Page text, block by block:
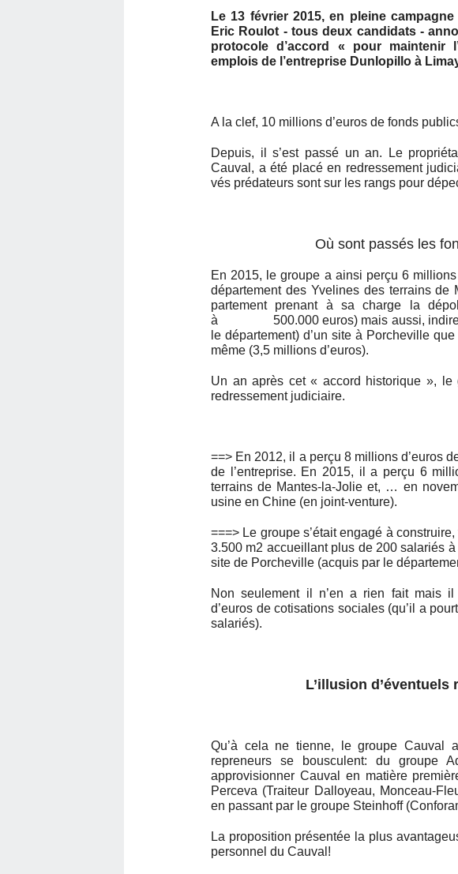
Le 13 février 2015, en pleine
Eric Roulot - tous deux candidats -
protocole d’accord « pour maintenir
emplois de l’entreprise Dunlopillo à
A la clef, 10 millions d’euros de fonds
Depuis, il s’est passé un an. Le
Cauval, a été placé en redressement
vés prédateurs sont sur les rangs pour
Où sont passés les
En 2015, le groupe a ainsi perçu 6
département des Yvelines des terrains de
partement prenant à sa charge la
à 500.000 euros) mais aussi,
le département) d’un site à Porcheville
même (3,5 millions d’euros).
Un an après cet « accord historique »,
redressement judiciaire.
==> En 2012, il a perçu 8 millions d’euros
de l’entreprise. En 2015, il a perçu 6
terrains de Mantes-la-Jolie et, … en
usine en Chine (en joint-venture).
===> Le groupe s’était engagé à
3.500 m2 accueillant plus de 200 salariés
site de Porcheville (acquis par le
Non seulement il n’en a rien fait mais il
d’euros de cotisations sociales (qu’il a
salariés).
L’illusion d’éventuels
Qu’à cela ne tienne, le groupe Cauval
repreneurs se bousculent: du groupe
approvisionner Cauval en matière
Perceva (Traiteur Dalloyeau, Monceau-
en passant par le groupe Steinhoff
La proposition présentée la plus
personnel du Cauval!